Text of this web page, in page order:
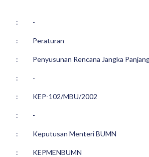
: -
: Peraturan
: Penyusunan Rencana Jangka
: -
: KEP-102/MBU/2002
: -
: Keputusan Menteri BUMN
: KEPMENBUMN